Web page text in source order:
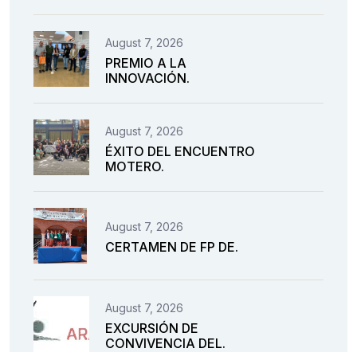
August 7, 2026
PREMIO A LA
INNOVACIÓN.
August 7, 2026
ÉXITO DEL ENCUENTRO
MOTERO.
August 7, 2026
CERTAMEN DE FP DE.
August 7, 2026
EXCURSIÓN DE
CONVIVENCIA DEL.